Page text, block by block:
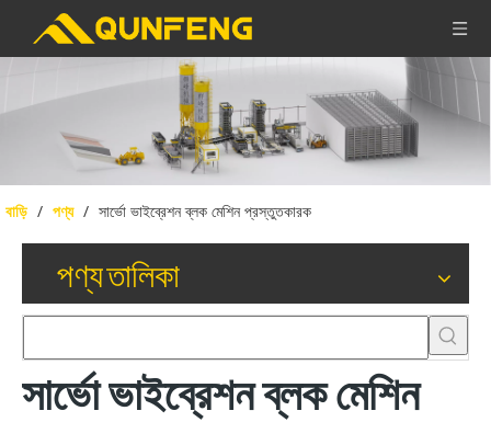
বাড়ি / পণ্য / সার্ভো ভাইব্রেশন ব্লক মেশিন প্রস্তুতকারক
পণ্য তালিকা
সার্ভো ভাইব্রেশন ব্লক মেশিন